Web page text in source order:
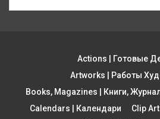
Actions | Готовые
Artworks | Работы
Books, Magazines | Книги,
Calendars | Календари
Clip